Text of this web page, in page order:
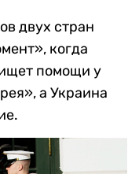
двух стран
когда
помощи у
а Украина